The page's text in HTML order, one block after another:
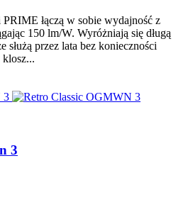
łączą w sobie wydajność z
150 lm/W. Wyróżniają się długą
służą przez lata bez konieczności
3